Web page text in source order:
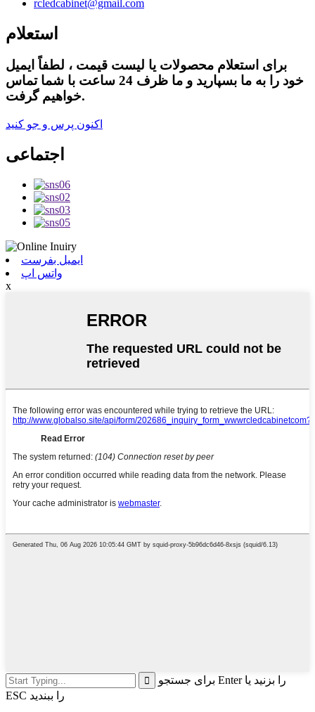
rcledcabinet@gmail.com
استعلام
برای استعلام محصولات یا لیست قیمت ، لطفاً ایمیل
خود را به ما بسپارید و ما ظرف 24 ساعت با شما تماس
خواهیم گرفت.
اکنون پرس و جو کنید
اجتماعی
ایمیل بفرست
واتس اپ
x
برای جستجو Enter را بزنید یا
ESC را ببندید